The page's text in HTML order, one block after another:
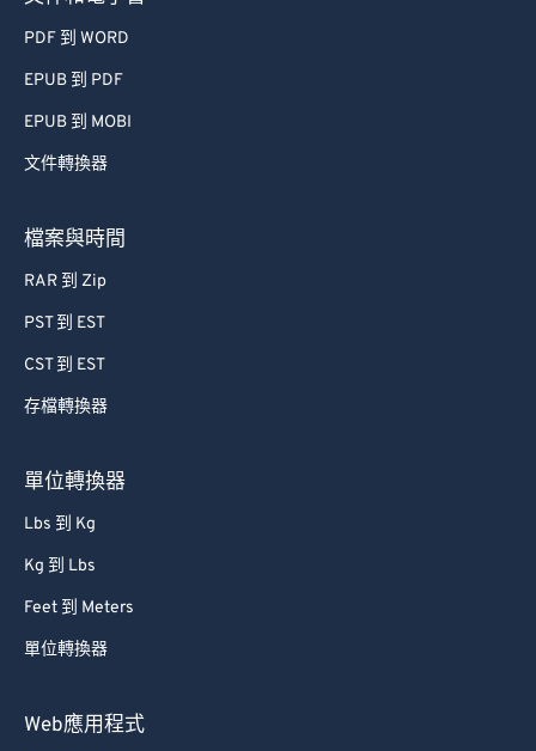
PDF 到 WORD
EPUB 到 PDF
EPUB 到 MOBI
文件轉換器
檔案與時間
RAR 到 Zip
PST 到 EST
CST 到 EST
存檔轉換器
單位轉換器
Lbs 到 Kg
Kg 到 Lbs
Feet 到 Meters
單位轉換器
Web應用程式